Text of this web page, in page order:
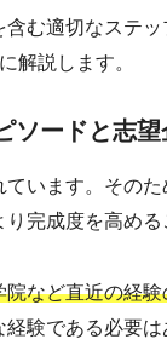
む適切なステッ
解説します。
ソードと志
います。その
完成度を高める
など直近の経
経験である必要